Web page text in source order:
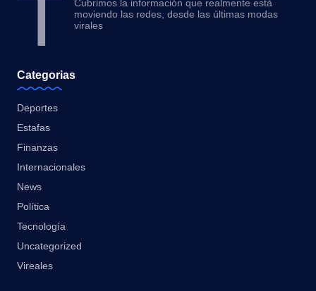
T
Cubrimos la información que realmente está
moviendo las redes, desde las últimas modas
virales
Categorias
Deportes
Estafas
Finanzas
Internacionales
News
Política
Tecnología
Uncategorized
Vireales